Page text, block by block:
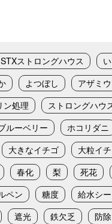
STXストロングハウス
よつぼし アザミ
ン処理 ストロングハウ
ルーベリー ホコリダニ
大きなイチゴ 大粒イ
春化 梨 死花
ペン 糖度 給水シー
遮光 鉄欠乏 防除